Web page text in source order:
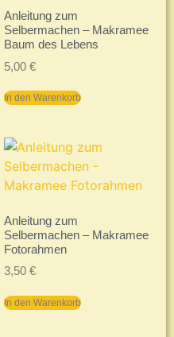
Anleitung zum
Selbermachen – Makramee
Baum des Lebens
5,00 €
In den Warenkorb
Anleitung zum
Selbermachen – Makramee
Fotorahmen
3,50 €
In den Warenkorb